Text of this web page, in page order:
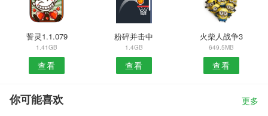
誓灵1.1.079
1.41GB
查看
粉碎并击中
1.4GB
查看
火柴人战争3
649.5MB
查看
你可能喜欢 更多